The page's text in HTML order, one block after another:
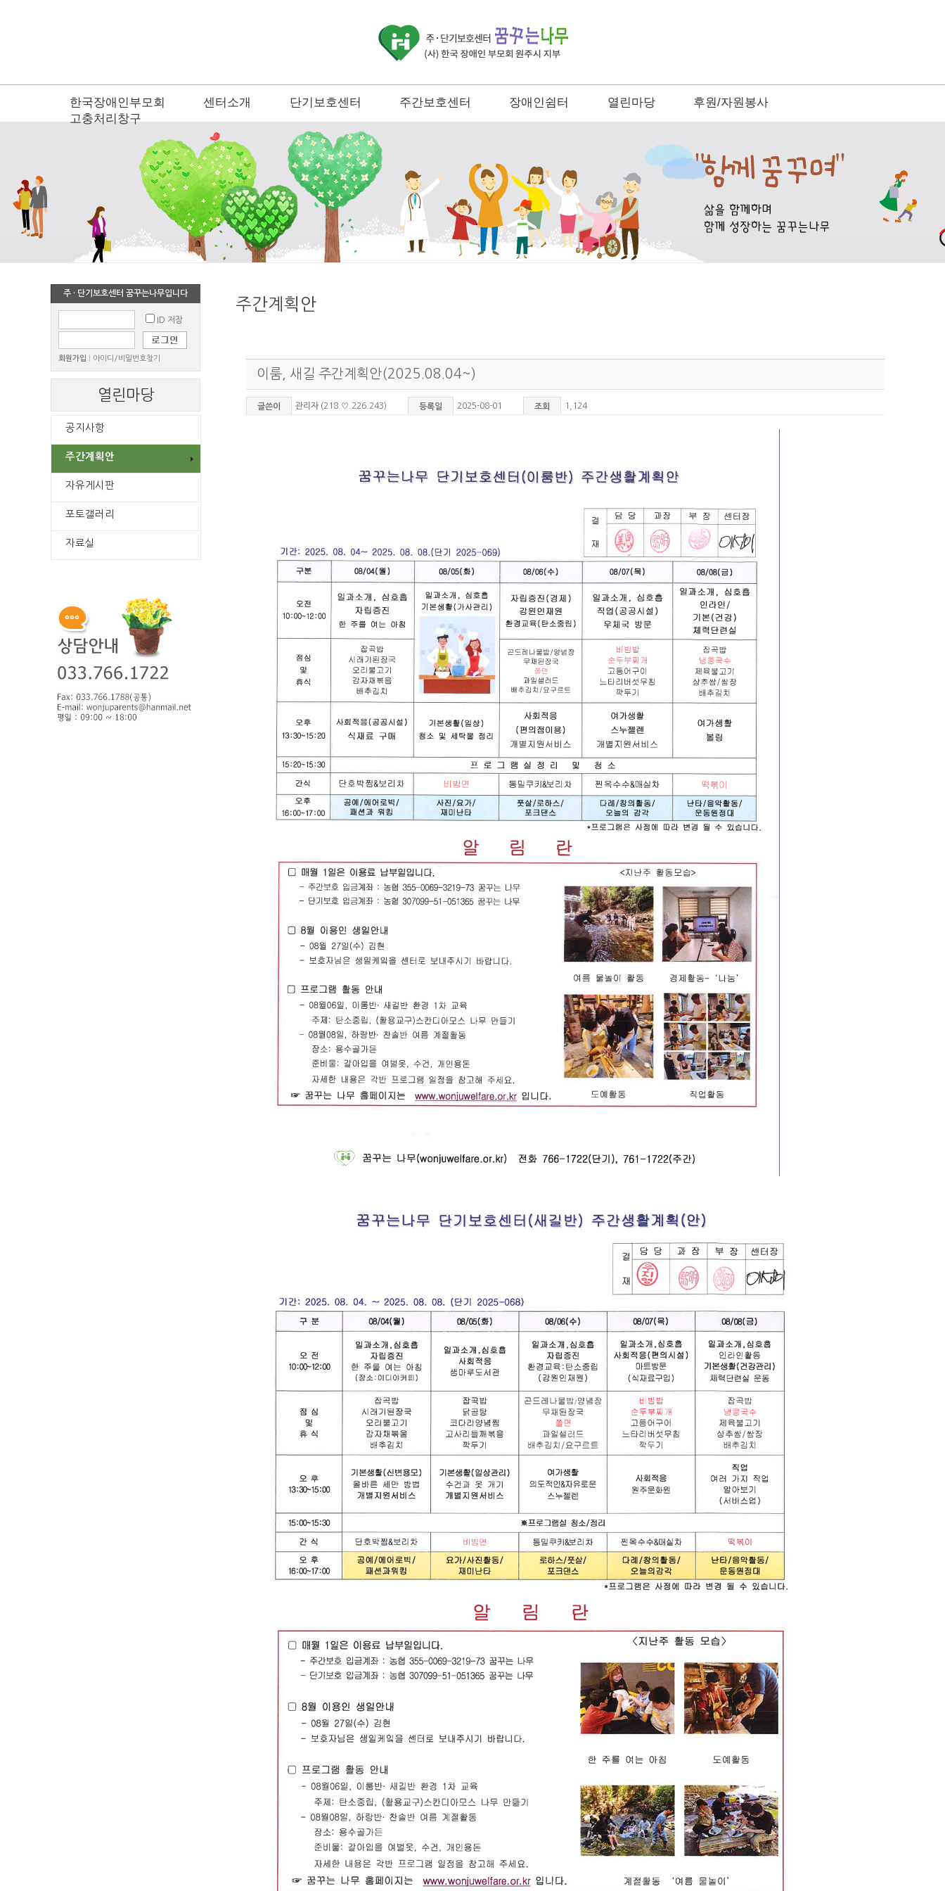
한국장애인부모회 센터소개 단기보호센터 주간보호센터 장애인쉼터 열린마당
후원/자원봉사
고충처리창구
주 · 단기보호센터 꿈꾸는나무입니다
ID 저장
회원가입 아이디/비밀번호찾기
열린마당
공지사항
주간계획안
자유게시판
포토갤러리
자료실
주간계획안
이룸, 새길 주간계획안(2025.08.04~)
글쓴이 관리자(218.♡.226.243) 등록일 2025-08-01 조회 1,124